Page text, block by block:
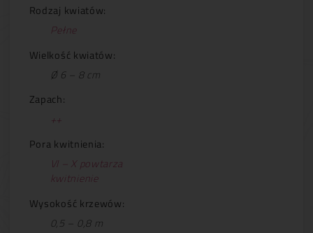
Rodzaj kwiatów:
Pełne
Wielkość kwiatów:
Ø 6 – 8 cm
Zapach:
++
Pora kwitnienia:
VI – X powtarza
kwitnienie
Wysokość krzewów:
0,5 – 0,8 m